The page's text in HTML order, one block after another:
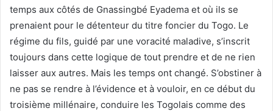
temps aux côtés de Gnassingbé Eyadema et où ils se
prenaient pour le détenteur du titre foncier du Togo. Le
régime du fils, guidé par une voracité maladive, s’inscrit
toujours dans cette logique de tout prendre et de ne rien
laisser aux autres. Mais les temps ont changé. S’obstiner à
ne pas se rendre à l’évidence et à vouloir, en ce début du
troisième millénaire, conduire les Togolais comme des